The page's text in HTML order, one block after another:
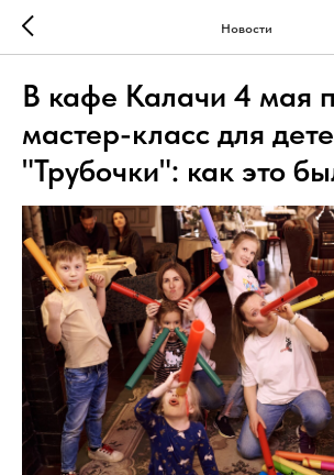
Новости
В кафе Калачи 4 мая
мастер-класс для
"Трубочки": как это